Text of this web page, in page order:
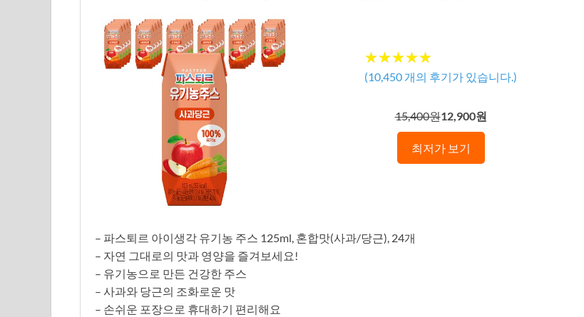
★★★★★
★★★★★
(10,450 개의 후기가 있습니다.)
15,400원12,900원
최저가 보기
– 파스퇴르 아이생각 유기농 주스 125ml, 혼합맛(사과/당근), 24개
– 자연 그대로의 맛과 영양을 즐겨보세요!
– 유기농으로 만든 건강한 주스
– 사과와 당근의 조화로운 맛
– 손쉬운 포장으로 휴대하기 편리해요